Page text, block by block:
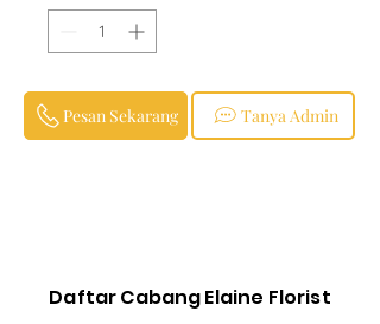
Tanya Admin
Pesan Sekarang
Daftar Cabang Elaine Florist